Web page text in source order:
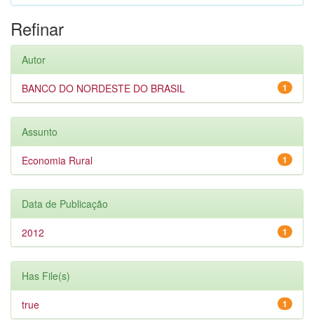
Refinar
Autor
1
BANCO DO NORDESTE DO BRASIL
Assunto
1
Economia Rural
Data de Publicação
1
2012
Has File(s)
1
true